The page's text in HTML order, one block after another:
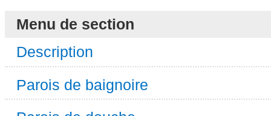
Menu de section
Description
Parois de baignoire